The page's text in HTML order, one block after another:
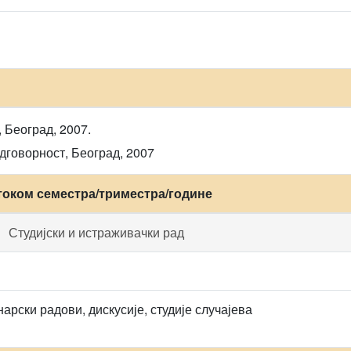
2007.
Београд, 2007
семестра/триместра/године
Студијски и истраживачки рад
радови, дискусије, студије случајева